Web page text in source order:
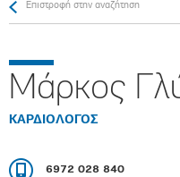
Επιστροφή στην αναζήτηση
Μάρκος
ΚΑΡΔΙΟΛΟΓΟΣ
6972 028 840